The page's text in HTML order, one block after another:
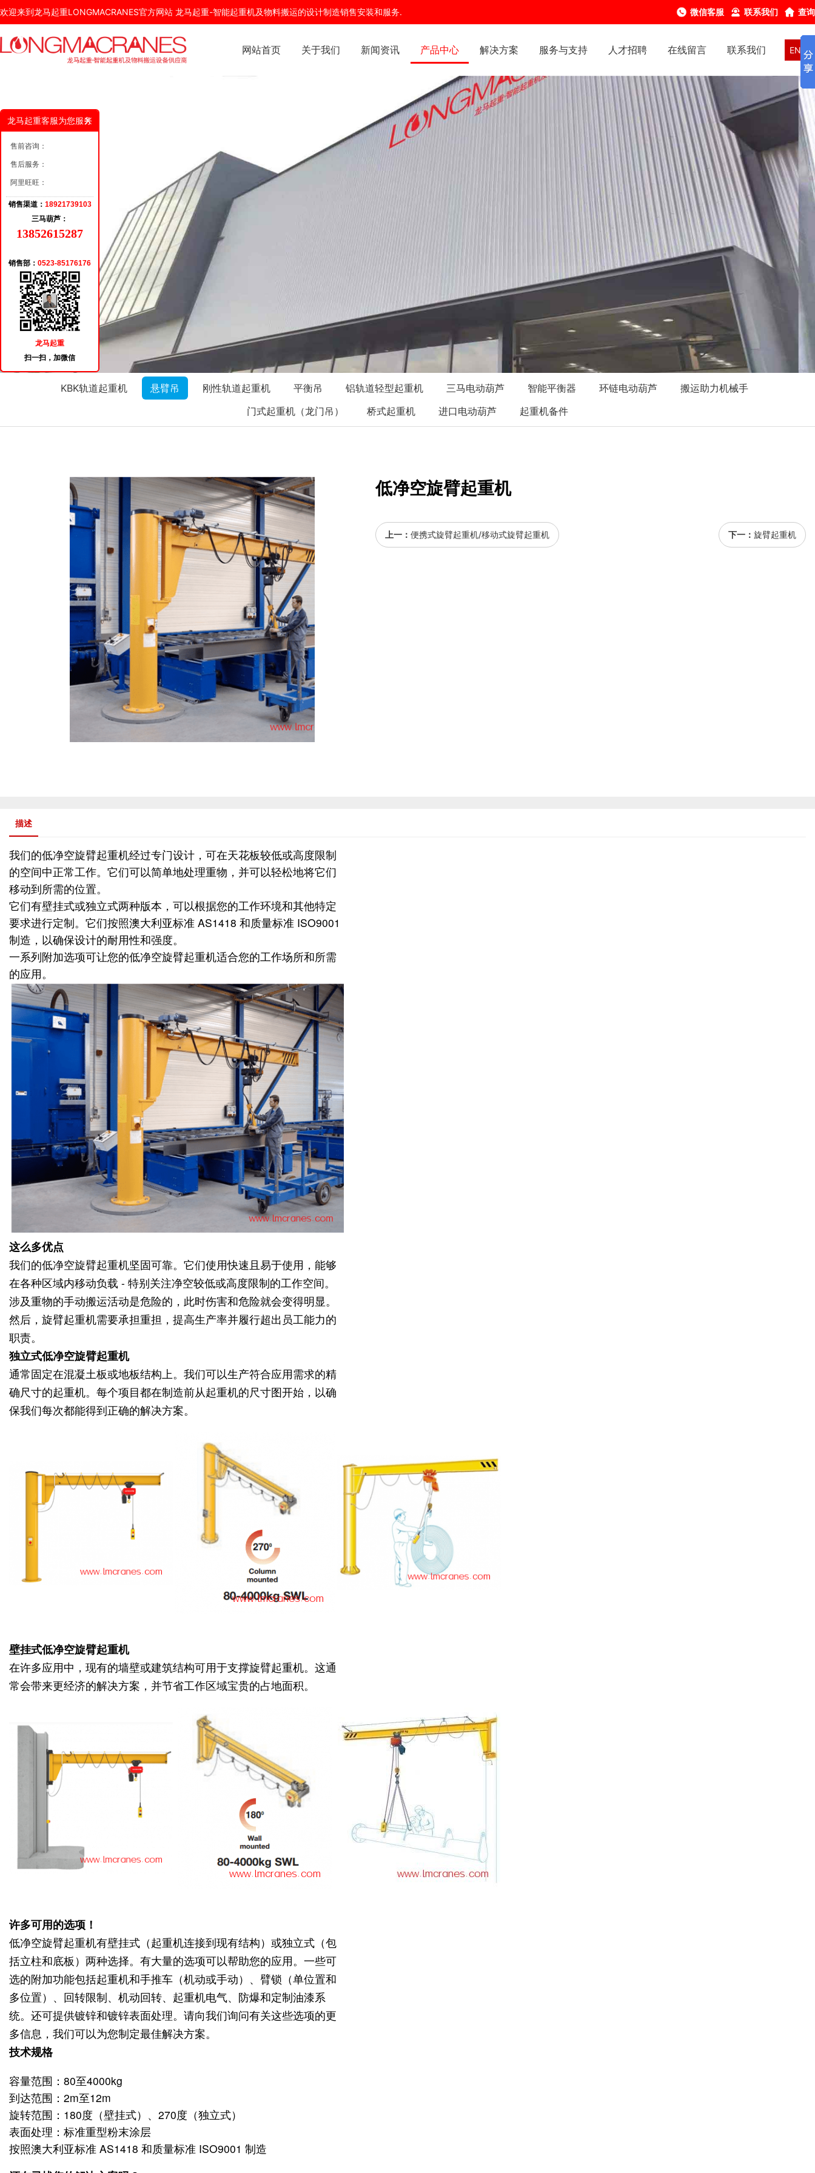
欢迎来到龙马起重LONGMACRANES官方网站 龙马起重-智能起重机及物料搬运的设计制造销售安装和服务. 微信客服 联系我们 查询
EN
网站首页 关于我们 新闻资讯 产品中心 解决方案 服务与支持 人才招聘 在线留言 联系我们
KBK轨道起重机 悬臂吊 刚性轨道起重机 平衡吊 铝轨道轻型起重机 三马电动葫芦 智能平衡器 环链电动葫芦
搬运助力机械手
门式起重机（龙门吊）
桥式起重机 进口电动葫芦 起重机备件
低净空旋臂起重机
上一： 便携式旋臂起重机/移动式旋臂起重机 下一： 旋臂起重机
描述
我们的低净空旋臂起重机经过专门设计，可在天花板较低或高度限制
的空间中正常工作。 它们可以简单地处理重物，并可以轻松地将它们
移动到所需的位置。
它们有壁挂式或独立式两种版本，可以根据您的工作环境和其他特定
要求进行定制。 它们按照澳大利亚标准 AS1418 和质量标准 ISO9001
制造，以确保设计的耐用性和强度。
一系列附加选项可让您的低净空旋臂起重机适合您的工作场所和所需
的应用。
这么多优点
我们的低净空旋臂起重机坚固可靠。 它们使用快速且易于使用，能够
在各种区域内移动负载 - 特别关注净空较低或高度限制的工作空间。
涉及重物的手动搬运活动是危险的，此时伤害和危险就会变得明显。
然后，旋臂起重机需要承担重担，提高生产率并履行超出员工能力的
职责。
独立式低净空旋臂起重机
通常固定在混凝土板或地板结构上。 我们可以生产符合应用需求的精
确尺寸的起重机。 每个项目都在制造前从起重机的尺寸图开始，以确
保我们每次都能得到正确的解决方案。
壁挂式低净空旋臂起重机
在许多应用中，现有的墙壁或建筑结构可用于支撑旋臂起重机。 这通
常会带来更经济的解决方案，并节省工作区域宝贵的占地面积。
许多可用的选项！
低净空旋臂起重机有壁挂式（起重机连接到现有结构）或独立式（包
括立柱和底板）两种选择。 有大量的选项可以帮助您的应用。 一些可
选的附加功能包括起重机和手推车（机动或手动）、臂锁（单位置和
多位置）、回转限制、机动回转、 起重机电气、防爆和定制油漆系
统。 还可提供镀锌和镀锌表面处理。 请向我们询问有关这些选项的更
多信息，我们可以为您制定最佳解决方案。
技术规格
容量范围：80至4000kg
到达范围：2m至12m
旋转范围：180度（壁挂式）、270度（独立式）
表面处理：标准重型粉末涂层
按照澳大利亚标准 AS1418 和质量标准 ISO9001 制造
龙马起重客服为您服务
售前咨询：
售后服务：
阿里旺旺：
销售渠道： 18921739103
三马葫芦：
13852615287
销售部： 0523-85176176
龙马起重
扫一扫，加微信